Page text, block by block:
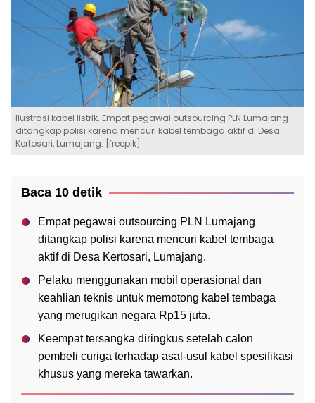
Ilustrasi kabel listrik. Empat pegawai outsourcing PLN Lumajang
ditangkap polisi karena mencuri kabel tembaga aktif di Desa
Kertosari, Lumajang. [freepik]
Baca 10 detik
Empat pegawai outsourcing PLN Lumajang
ditangkap polisi karena mencuri kabel tembaga
aktif di Desa Kertosari, Lumajang.
Pelaku menggunakan mobil operasional dan
keahlian teknis untuk memotong kabel tembaga
yang merugikan negara Rp15 juta.
Keempat tersangka diringkus setelah calon
pembeli curiga terhadap asal-usul kabel spesifikasi
khusus yang mereka tawarkan.